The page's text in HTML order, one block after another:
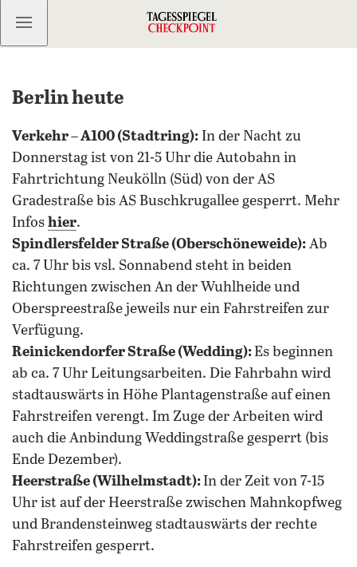
Kostenlos anmelden
Berlin heute
Verkehr – A100 (Stadtring): In der Nacht zu
Donnerstag ist von 21-5 Uhr die Autobahn in
Fahrtrichtung Neukölln (Süd) von der AS
Gradestraße bis AS Buschkrugallee gesperrt. Mehr
Infos hier.
Spindlersfelder Straße (Oberschöneweide): Ab
ca. 7 Uhr bis vsl. Sonnabend steht in beiden
Richtungen zwischen An der Wuhlheide und
Oberspreestraße jeweils nur ein Fahrstreifen zur
Verfügung.
Reinickendorfer Straße (Wedding):Es beginnen
ab ca. 7 Uhr Leitungsarbeiten. Die Fahrbahn wird
stadtauswärts in Höhe Plantagenstraße auf einen
Fahrstreifen verengt. Im Zuge der Arbeiten wird
auch die Anbindung Weddingstraße gesperrt (bis
Ende Dezember).
Heerstraße (Wilhelmstadt):In der Zeit von 7-15
Uhr ist auf der Heerstraße zwischen Mahnkopfweg
und Brandensteinweg stadtauswärts der rechte
Fahrstreifen gesperrt.